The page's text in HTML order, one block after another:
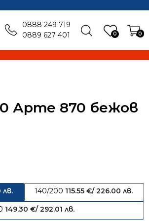
0 0
0888 249 719
0889 627 401
Арте 870 бежов
лв. 140/200 115.55 €/ 226.00 лв.
149.30 €/ 292.01 лв.